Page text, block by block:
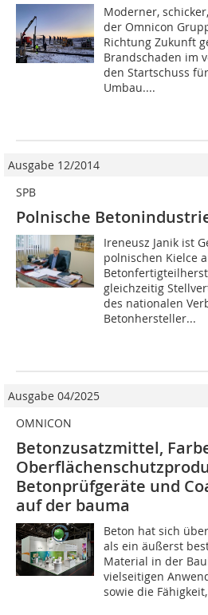
Moderner,
der Omnicon
Richtung Zukunft
Brandschaden im
den Startschuss
Umbau....
Ausgabe 12/2014
SPB
Polnische
Ireneusz Janik ist
polnischen Kielce
gleichzeitig
des nationalen
Betonhersteller...
Ausgabe 04/2025
OMNICON
Betonzusatzmittel,
Betonprüfgeräte und
auf der bauma
Beton hat sich
als ein äußerst
Material in der
vielseitigen
sowie die